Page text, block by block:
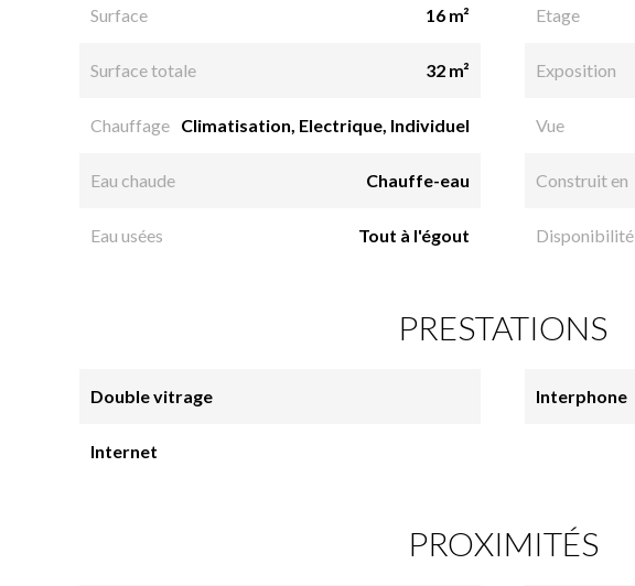
Surface 16 m²
Surface totale 32 m²
Chauffage Climatisation, Electrique, Individuel
Eau chaude Chauffe-eau
Eau usées Tout à l'égout
Etage
Exposition
Vue
Construit en
Disponibilité
PRESTATIONS
Double vitrage
Internet
Interphone
PROXIMITÉS